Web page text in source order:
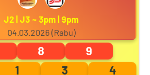
0
1
9
0 8
J2 | J3 ~ 3pm | 9pm
04.03.2026 (Rabu)
8
9
1 3
4